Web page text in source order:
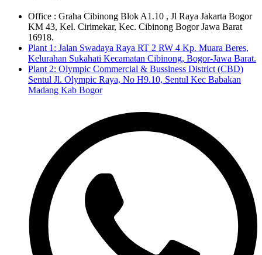
Office : Graha Cibinong Blok A1.10 , Jl Raya Jakarta Bogor
KM 43, Kel. Cirimekar, Kec. Cibinong Bogor Jawa Barat
16918.
Plant 1: Jalan Swadaya Raya RT 2 RW 4 Kp. Muara Beres,
Kelurahan Sukahati Kecamatan Cibinong, Bogor-Jawa Barat.
Plant 2: Olympic Commercial & Bussiness District (CBD)
Sentul Jl. Olympic Raya, No H9.10, Sentul Kec Babakan
Madang Kab Bogor